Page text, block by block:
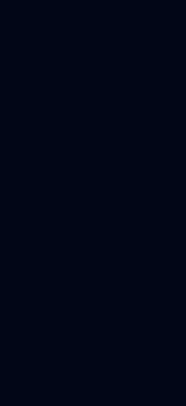
tham khảo ngay những
yêu thích nhất hiện
cùng thân thuộc. Mẫu
phù hợp làm quà tặng
này rất được lòng các